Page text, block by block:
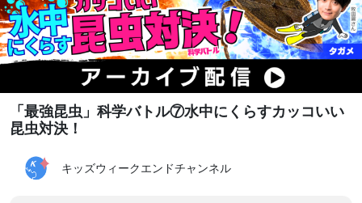
「最強昆虫」科学バトル⑦水中にくらすカッコいい
昆虫対決！
キッズウィークエンドチャンネル